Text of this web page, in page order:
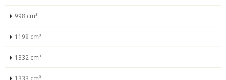
998 cm³
1199 cm³
1332 cm³
1333 cm³